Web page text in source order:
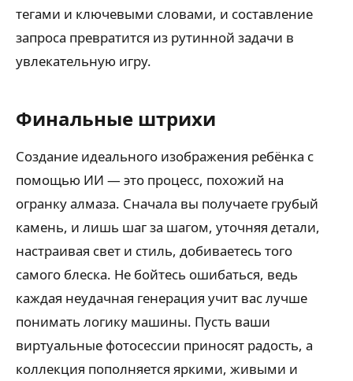
тегами и ключевыми словами, и составление
запроса превратится из рутинной задачи в
увлекательную игру.
Финальные штрихи
Создание идеального изображения ребёнка с
помощью ИИ — это процесс, похожий на
огранку алмаза. Сначала вы получаете грубый
камень, и лишь шаг за шагом, уточняя детали,
настраивая свет и стиль, добиваетесь того
самого блеска. Не бойтесь ошибаться, ведь
каждая неудачная генерация учит вас лучше
понимать логику машины. Пусть ваши
виртуальные фотосессии приносят радость, а
коллекция пополняется яркими, живыми и